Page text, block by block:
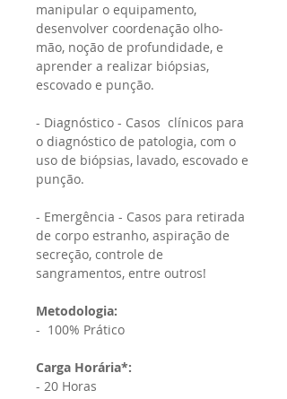
manipular o equipamento,
desenvolver coordenação olho-
mão, noção de profundidade, e
aprender a realizar biópsias,
escovado e punção.
- Diagnóstico - Casos clínicos para
o diagnóstico de patologia, com o
uso de biópsias, lavado, escovado e
punção.
- Emergência - Casos para retirada
de corpo estranho, aspiração de
secreção, controle de
sangramentos, entre outros!
Metodologia:
- 100% Prático
Carga Horária*:
- 20 Horas